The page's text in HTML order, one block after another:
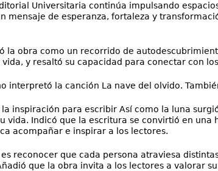
Universitaria continúa impulsando
mensaje de esperanza, fortaleza y
la obra como un recorrido de
y resaltó su capacidad para conectar con
interpretó la canción La nave del olvido.
inspiración para escribir Así como la luna
vida. Indicó que la escritura se convirtió en
acompañar e inspirar a los lectores.
reconocer que cada persona atraviesa
que la obra invita a los lectores a valorar